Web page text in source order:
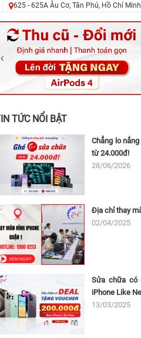
625 - 625A Âu Cơ, Tân Phú, Hồ Chí
326 Lê Văn Việt, Tăng Nhơn Phú, Hồ
256 Võ Văn Ngân, Thủ Đức, Hồ Chí
70 Nguyễn An Ninh, Dĩ An, Hồ Chí Minh
24h Vũng Tàu: 162A Ba Cu, Vũng Tàu,
TỨC NỔI BẬT
Chẳng lo
từ 24.000đ!
28/06/2026
Địa chỉ thay
02/04/2025
Sửa chữa có
iPhone Like
13/03/2025